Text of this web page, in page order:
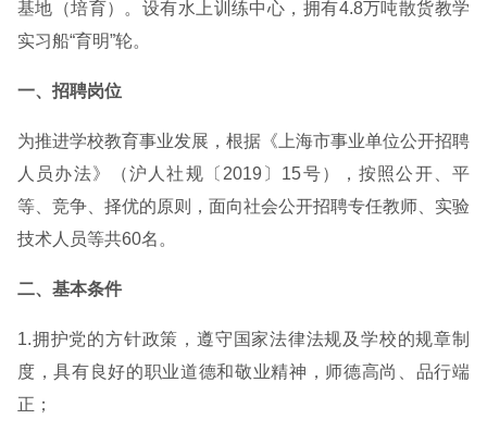
基地（培育）。设有水上训练中心，拥有4.8万吨散货教学
实习船“育明”轮。
一、招聘岗位
为推进学校教育事业发展，根据《上海市事业单位公开招聘
人员办法》（沪人社规〔2019〕15号），按照公开、平
等、竞争、择优的原则，面向社会公开招聘专任教师、实验
技术人员等共60名。
二、基本条件
1.拥护党的方针政策，遵守国家法律法规及学校的规章制
度，具有良好的职业道德和敬业精神，师德高尚、品行端
正；